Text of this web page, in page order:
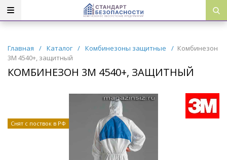
Главная / Каталог / Комбинезоны защитные / Комбинезон
3M 4540+, защитный
КОМБИНЕЗОН 3M 4540+, ЗАЩИТНЫЙ
Снят с поствок в РФ